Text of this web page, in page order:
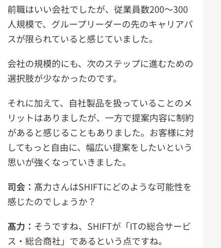
前職はいい会社でしたが、従業員数200～300
人規模で、グループリーダーの先のキャリアパ
スが限られていると感じていました。
会社の規模的にも、次のステップに進むための
選択肢が少なかったのです。
それに加えて、自社製品を扱っていることのメ
リットはありましたが、一方で提案内容に制約
があると感じることもありました。お客様に対
してもっと自由に、幅広い提案をしたいという
思いが強くなっていきました。
司会： 髙力さんはSHIFTにどのような可能性を
感じたのでしょうか？
髙力： そうですね、SHIFTが「ITの総合サービ
ス・総合商社」であるという点ですね。